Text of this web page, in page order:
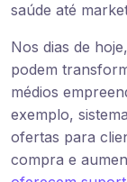
saúde até
Nos dias de
podem
médios
exemplo,
ofertas para
compra e